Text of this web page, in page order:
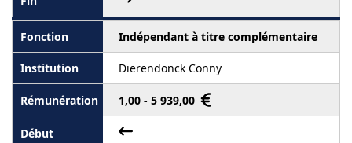
Indépendant à titre complémentaire
Dierendonck Conny
1,00 - 5 939,00